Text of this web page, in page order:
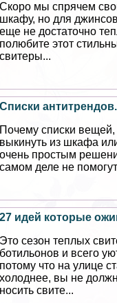
Скоро мы спрячем
шкафу, но для
еще не достаточно
полюбите этот
свитеры...
Списки
Почему списки вещей,
выкинуть из шкафа
очень простым
самом деле не
27 идей которые
Это сезон теплых
ботильонов и всего
потому что на улице
холоднее, вы не
носить свите...